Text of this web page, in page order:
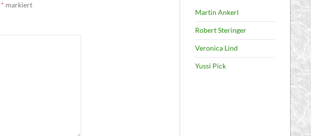
* markiert
Martin Ankerl
Robert Steringer
Veronica Lind
Yussi Pick